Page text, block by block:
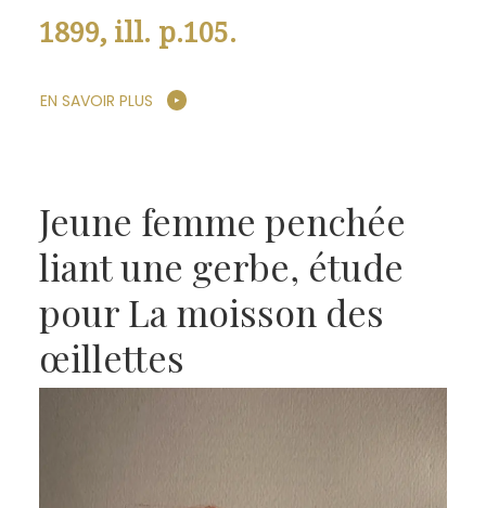
1899, ill. p.105.
EN SAVOIR PLUS
Jeune femme penchée
liant une gerbe, étude
pour La moisson des
œillettes